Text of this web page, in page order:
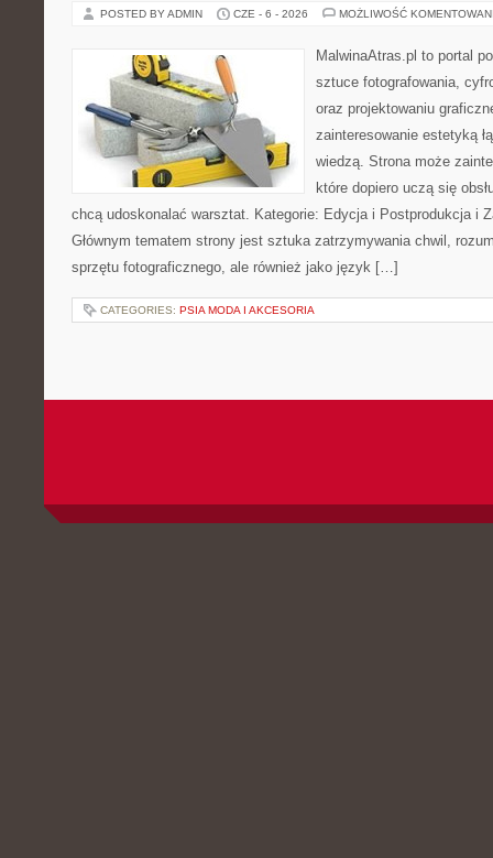
POSTED BY ADMIN CZE - 6 - 2026 MOŻLIWOŚĆ
MalwinaAtras.pl to portal
sztuce fotografowania,
oraz projektowaniu
zainteresowanie estetyką
wiedzą. Strona może
które dopiero uczą się
chcą udoskonalać warsztat. Kategorie: Edycja i Postprodukcja i
Głównym tematem strony jest sztuka zatrzymywania chwil,
sprzętu fotograficznego, ale również jako język […]
CATEGORIES: PSIA MODA I AKCESORIA